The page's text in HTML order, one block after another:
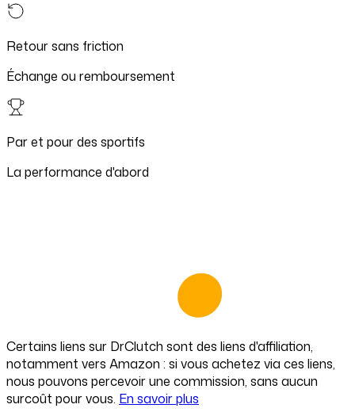
Retour sans friction
Échange ou remboursement
Par et pour des sportifs
La performance d'abord
Certains liens sur DrClutch sont des liens d'affiliation,
notamment vers Amazon : si vous achetez via ces liens,
nous pouvons percevoir une commission, sans aucun
surcoût pour vous. En savoir plus